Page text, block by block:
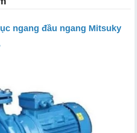
ngang đầu ngang Mitsuky